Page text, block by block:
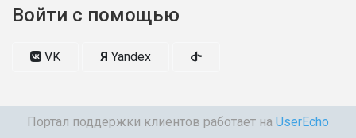
Войти с помощью
VK Я Yandex
Портал поддержки клиентов работает на UserEcho